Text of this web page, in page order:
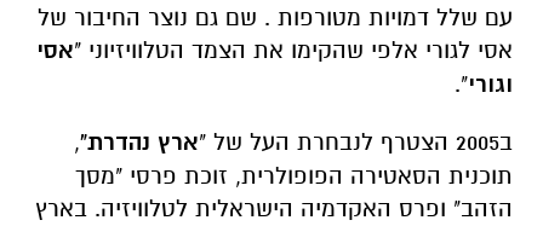
עם שלל דמויות מטורפות . שם גם נוצר החיבור של
אסי לגורי אלפי שהקימו את הצמד הטלוויזיוני "אסי
וגורי".
ב2005 הצטרף לנבחרת העל של " ארץ נהדרת",
תוכנית הסאטירה הפופולרית, זוכת פרסי "מסך
הזהב" ופרס האקדמיה הישראלית לטלוויזיה. בארץ